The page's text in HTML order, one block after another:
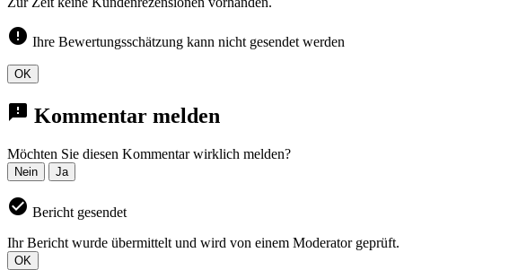
error Ihre Bewertungsschätzung kann nicht gesendet werden
OK
feedback Kommentar melden
Möchten Sie diesen Kommentar wirklich melden?
Nein Ja
check_circle Bericht gesendet
Ihr Bericht wurde übermittelt und wird von einem Moderator geprüft.
OK